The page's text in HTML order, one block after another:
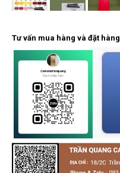
Tư vấn mua hàng và đặt hàng